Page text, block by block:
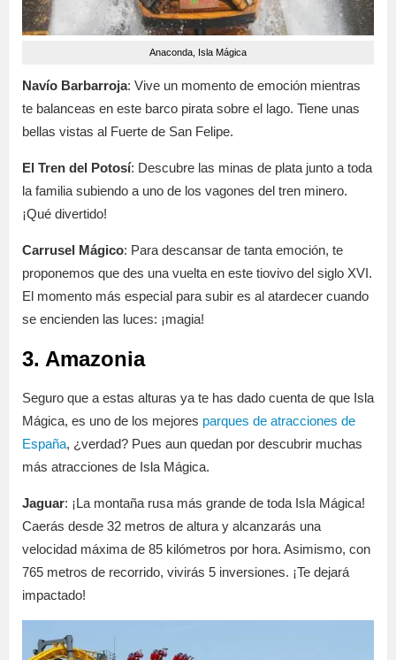
Anaconda, Isla Mágica
Navío Barbarroja: Vive un momento de emoción mientras
te balanceas en este barco pirata sobre el lago. Tiene unas
bellas vistas al Fuerte de San Felipe.
El Tren del Potosí: Descubre las minas de plata junto a toda
la familia subiendo a uno de los vagones del tren minero.
¡Qué divertido!
Carrusel Mágico: Para descansar de tanta emoción, te
proponemos que des una vuelta en este tiovivo del siglo XVI.
El momento más especial para subir es al atardecer cuando
se encienden las luces: ¡magia!
3. Amazonia
Seguro que a estas alturas ya te has dado cuenta de que Isla
Mágica, es uno de los mejores parques de atracciones de
España, ¿verdad? Pues aun quedan por descubrir muchas
más atracciones de Isla Mágica.
Jaguar: ¡La montaña rusa más grande de toda Isla Mágica!
Caerás desde 32 metros de altura y alcanzarás una
velocidad máxima de 85 kilómetros por hora. Asimismo, con
765 metros de recorrido, vivirás 5 inversiones. ¡Te dejará
impactado!